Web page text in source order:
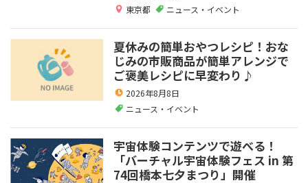
東京都
ニュース・イベント
夏休みの簡単おやつレシピ！おな
じみの市販商品が簡単アレンジで
ご褒美レシピに早変わり♪
2026年8月8日
ニュース・イベント
宇宙体験コンテンツで遊べる！
「バーチャル宇宙体験フェス in 第
74回橋本七夕まつり」開催